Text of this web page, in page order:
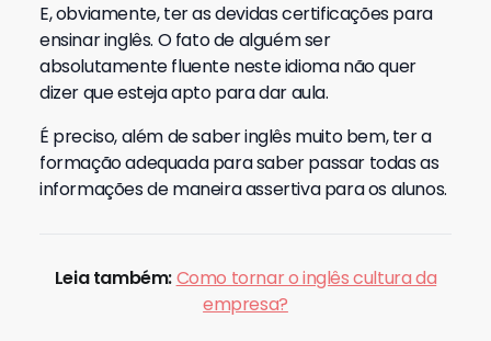
E, obviamente, ter as devidas certificações para
ensinar inglês. O fato de alguém ser
absolutamente fluente neste idioma não quer
dizer que esteja apto para dar aula.
É preciso, além de saber inglês muito bem, ter a
formação adequada para saber passar todas as
informações de maneira assertiva para os alunos.
Leia também:Como tornar o inglês cultura da
empresa?